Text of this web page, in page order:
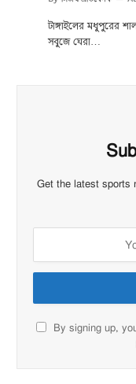
টাঙ্গাইলের মধুপুরের
সবুজে ঘেরা…
Get the latest sports
By signing up,